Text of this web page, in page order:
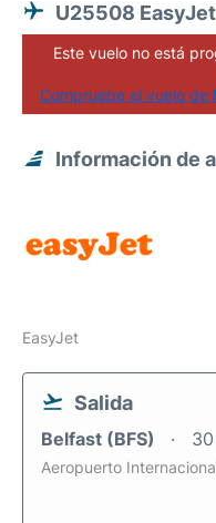
U25508
Este vuelo no está
Compruebe el vuelo de
Información de
EasyJet
Salida
Belfast (BFS)
Aeropuerto